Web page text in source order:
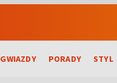
GWIAZDY PORADY STYL